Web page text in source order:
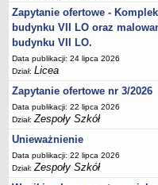
Rejestry, ewidencje,
Kontrole
PONOWNE
Sprawozdania
Deklaracja dostępności
DEKLARACJA DOSTĘPNOŚCI
OŚWIADCZENIA MAJĄTKOWE
PONOWNE WYKORZYSTYWANIE
UDOSTĘPNIANIE INFORMACJI
Zapytanie ofertowe -
budynku VII LO oraz
budynku VII LO.
Data publikacji: 24 lipca 2026
Dział:Licea
Zapytanie ofertowe nr 3/2026
Data publikacji: 22 lipca 2026
Dział:Zespoły Szkół
Unieważnienie
Data publikacji: 22 lipca 2026
Dział:Zespoły Szkół